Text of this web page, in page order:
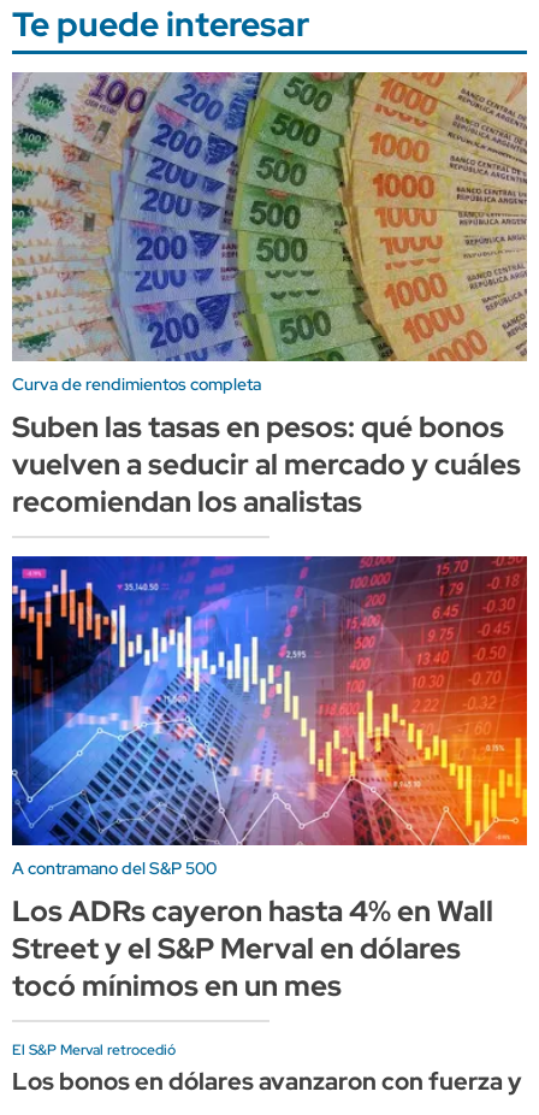
Te puede interesar
Curva de rendimientos completa
Suben las tasas en pesos: qué bonos
vuelven a seducir al mercado y cuáles
recomiendan los analistas
A contramano del S&P 500
Los ADRs cayeron hasta 4% en Wall
Street y el S&P Merval en dólares
tocó mínimos en un mes
El S&P Merval retrocedió
Los bonos en dólares avanzaron con fuerza y